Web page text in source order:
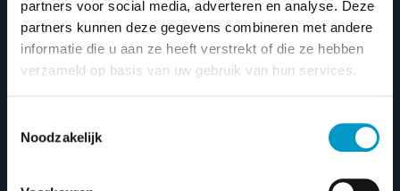
partners voor social media, adverteren en analyse. Deze
partners kunnen deze gegevens combineren met andere
informatie die u aan ze heeft verstrekt of die ze hebben
verzameld op basis van uw gebruik van hun services.
Noodzakelijk
Min
price
Max
price
FILTER
Price: €10.750 —€324.950